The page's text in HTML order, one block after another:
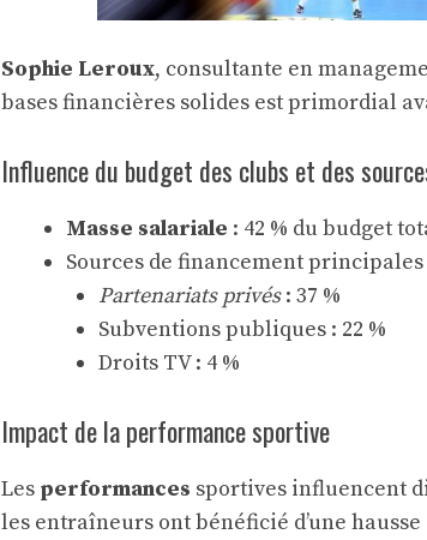
Sophie Leroux, consultante en
bases financières solides est primordial
Influence du budget des clubs et des
Masse salariale : 42 % du budget
Sources de financement principales
Partenariats privés: 37 %
Subventions publiques : 22 %
Droits TV : 4 %
Impact de la performance sportive
Les performances sportives influencent
les entraîneurs ont bénéficié d’une